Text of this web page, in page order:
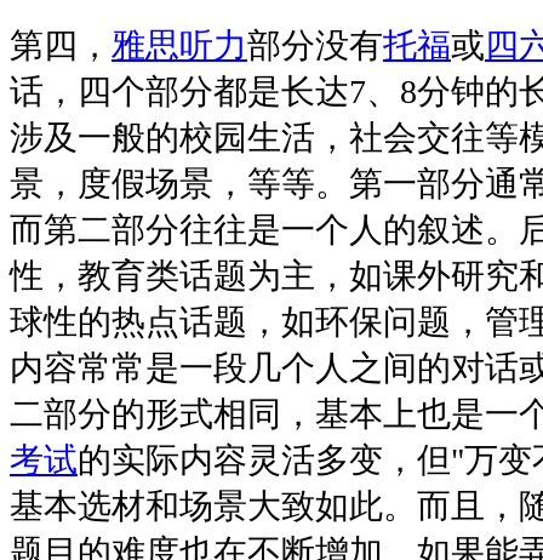
第四， 雅思听力部分没有托福或四
话，四个部分都是长达7、8分钟的
涉及一般的校园生活，社会交往等
景，度假场景，等等。第一部分通
而第二部分往往是一个人的叙述。
性，教育类话题为主，如课外研究
球性的热点话题，如环保问题，管
内容常常是一段几个人之间的对话
二部分的形式相同，基本上也是一
考试的实际内容灵活多变，但"万
基本选材和场景大致如此。而且，
题目的难度也在不断增加。如果能